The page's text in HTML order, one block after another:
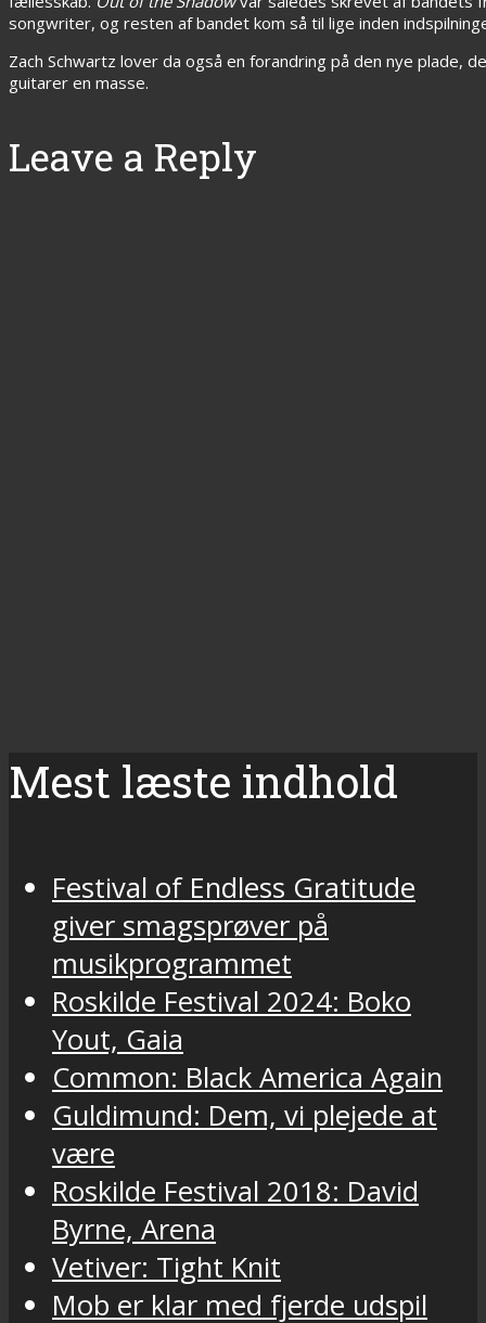
songwriter, og resten af bandet kom så til lige inden
Zach Schwartz lover da også en forandring på den nye
guitarer en masse.
Leave a Reply
Mest læste indhold
Festival of Endless Gratitude
giver smagsprøver på
musikprogrammet
Roskilde Festival 2024: Boko
Yout, Gaia
Common: Black America Again
Guldimund: Dem, vi plejede at
være
Roskilde Festival 2018: David
Byrne, Arena
Vetiver: Tight Knit
Mob er klar med fjerde udspil